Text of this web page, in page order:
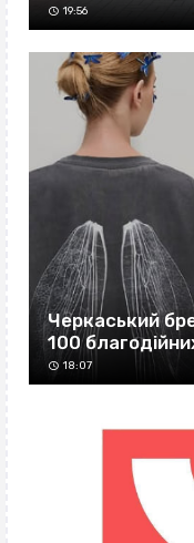
19:56
Черкаський
100
18:07